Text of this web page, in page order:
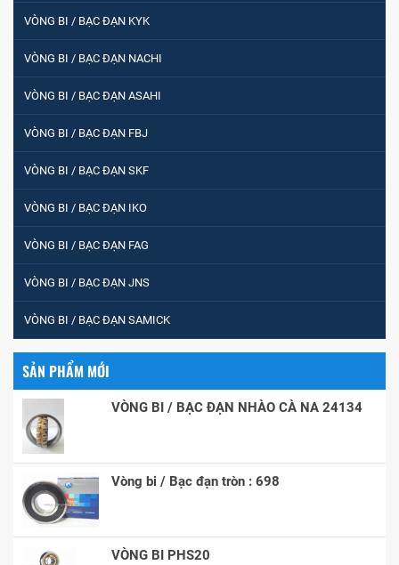
VÒNG BI / BẠC ĐẠN KYK
VÒNG BI / BẠC ĐẠN NACHI
VÒNG BI / BẠC ĐẠN ASAHI
VÒNG BI / BẠC ĐẠN FBJ
VÒNG BI / BẠC ĐẠN SKF
VÒNG BI / BẠC ĐẠN IKO
VÒNG BI / BẠC ĐẠN FAG
VÒNG BI / BẠC ĐẠN JNS
VÒNG BI / BẠC ĐẠN SAMICK
SẢN PHẨM MỚI
VÒNG BI / BẠC ĐẠN NHÀO CÀ NA 24134
Vòng bi / Bạc đạn tròn : 698
VÒNG BI PHS20